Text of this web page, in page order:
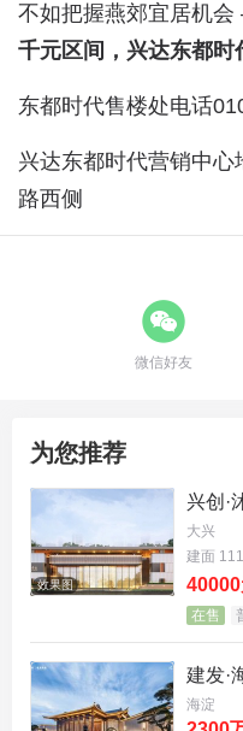
不如把握燕郊宜居机
千元区间，兴达东都时
东都时代售楼处电话
兴达东都时代营销中
路西侧
微信好友
为您推荐
效果图
兴创·
大兴
建面
40000
在售
建发·
海淀